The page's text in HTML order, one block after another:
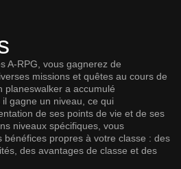
A-RPG, vous gagnerez de
missions et quêtes au cours de
planeswalker a accumulé
gagne un niveau, ce qui
de ses points de vie et de ses
niveaux spécifiques, vous
bénéfices propres à votre classe : des
des avantages de classe et des